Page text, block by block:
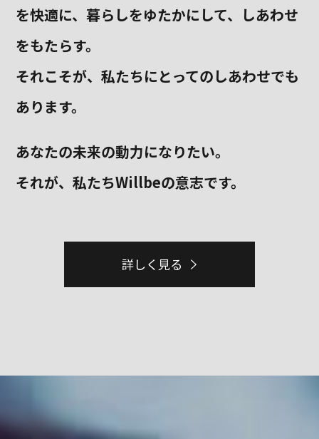
を快適に、暮らしをゆたかにして、しあわせ
をもたらす。
それこそが、私たちにとってのしあわせでも
あります。
あなたの未来の動力になりたい。
それが、私たちWillbeの意志です。
詳しく見る